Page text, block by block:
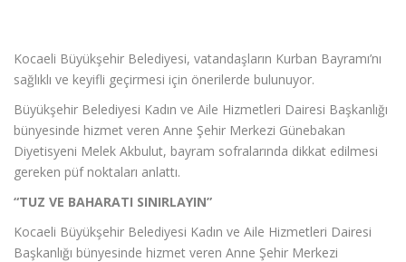
Kocaeli Büyükşehir Belediyesi, vatandaşların Kurban Bayramı’nı
sağlıklı ve keyifli geçirmesi için önerilerde bulunuyor.
Büyükşehir Belediyesi Kadın ve Aile Hizmetleri Dairesi Başkanlığı
bünyesinde hizmet veren Anne Şehir Merkezi Günebakan
Diyetisyeni Melek Akbulut, bayram sofralarında dikkat edilmesi
gereken püf noktaları anlattı.
“TUZ VE BAHARATI SINIRLAYIN”
Kocaeli Büyükşehir Belediyesi Kadın ve Aile Hizmetleri Dairesi
Başkanlığı bünyesinde hizmet veren Anne Şehir Merkezi